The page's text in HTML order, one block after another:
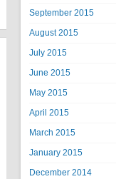
September 2015
August 2015
July 2015
June 2015
May 2015
April 2015
March 2015
January 2015
December 2014